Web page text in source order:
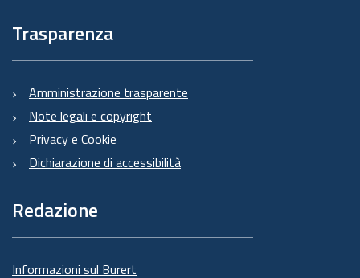
Trasparenza
Amministrazione trasparente
Note legali e copyright
Privacy e Cookie
Dichiarazione di accessibilità
Redazione
Informazioni sul Burert